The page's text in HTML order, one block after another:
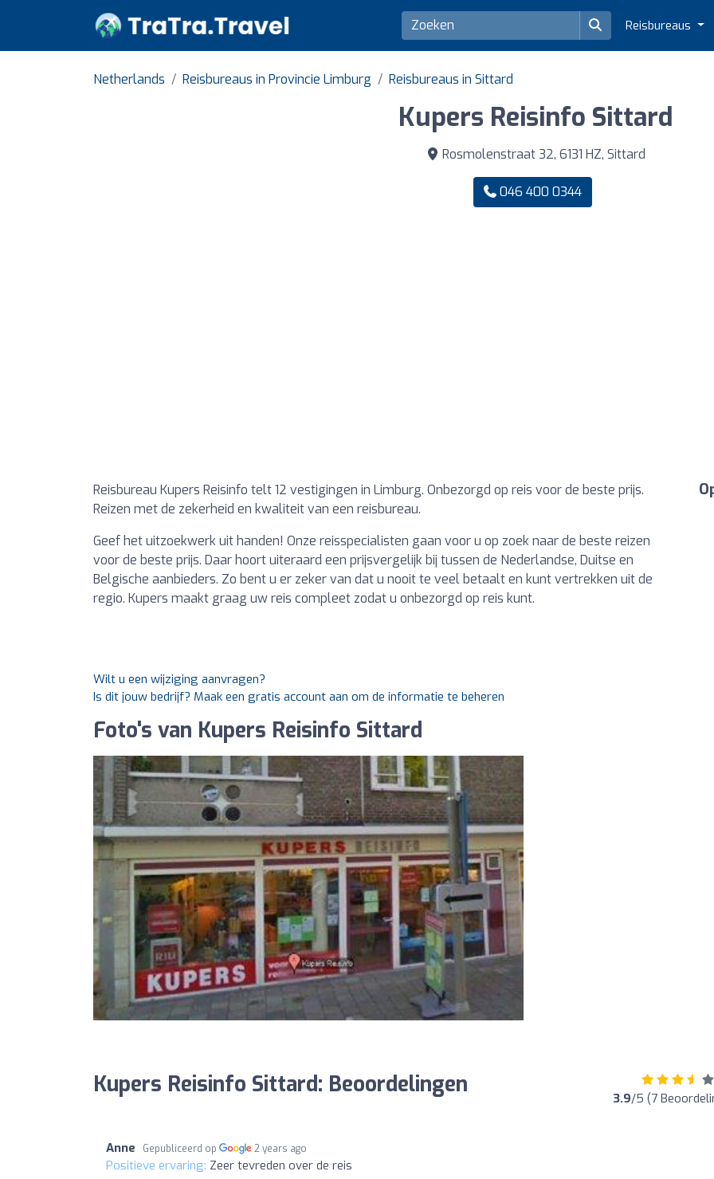
Reisbureaus
Netherlands Reisbureaus in Provincie Limburg Reisbureaus in Sittard
Kupers Reisinfo Sittard
Rosmolenstraat 32, 6131 HZ, Sittard
046 400 0344
Reisbureau Kupers Reisinfo telt 12 vestigingen in Limburg. Onbezorgd op reis voor de beste prijs.
Reizen met de zekerheid en kwaliteit van een reisbureau.
Geef het uitzoekwerk uit handen! Onze reisspecialisten gaan voor u op zoek naar de beste reizen
voor de beste prijs. Daar hoort uiteraard een prijsvergelijk bij tussen de Nederlandse, Duitse en
Belgische aanbieders. Zo bent u er zeker van dat u nooit te veel betaalt en kunt vertrekken uit de
regio. Kupers maakt graag uw reis compleet zodat u onbezorgd op reis kunt.
Wilt u een wijziging aanvragen?
Is dit jouw bedrijf? Maak een gratis account aan om de informatie te beheren
Foto's van Kupers Reisinfo Sittard
Kupers Reisinfo Sittard: Beoordelingen 3.9/5 (7
Anne Gepubliceerd op 2 years ago
Positieve ervaring: Zeer tevreden over de reis